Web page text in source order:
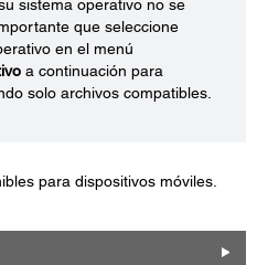
sistema operativo no se
que seleccione
en el menú
a continuación para
solo archivos compatibles.
para dispositivos móviles.